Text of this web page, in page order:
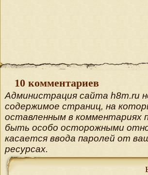
10 комментариев
Администрация сайта h8m.ru
содержимое страниц, на
оставленным в комментариях
быть особо осторожными
касается ввода паролей от
ресурсах.